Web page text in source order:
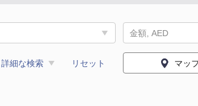
金額, AED
詳細な検索 リセット マッ